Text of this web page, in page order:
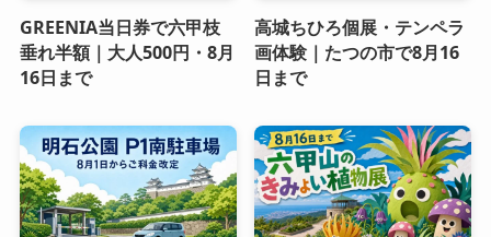
GREENIA当日券で六甲枝
垂れ半額｜大人500円・8月
16日まで
高城ちひろ個展・テンペラ
画体験｜たつの市で8月16
日まで